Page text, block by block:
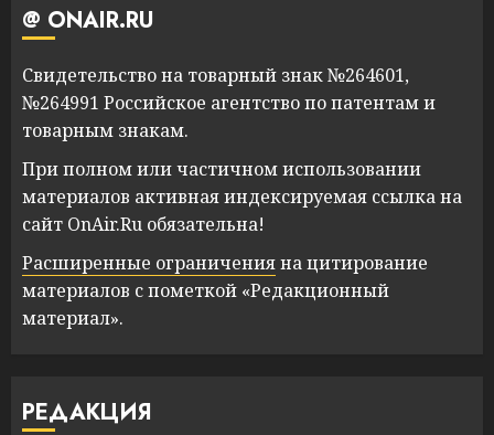
@ ONAIR.RU
Свидетельство на товарный знак №264601,
№264991 Российское агентство по патентам и
товарным знакам.
При полном или частичном использовании
материалов активная индексируемая ссылка на
сайт OnAir.Ru обязательна!
Расширенные ограниченияна цитирование
материалов с пометкой «Редакционный
материал».
РЕДАКЦИЯ